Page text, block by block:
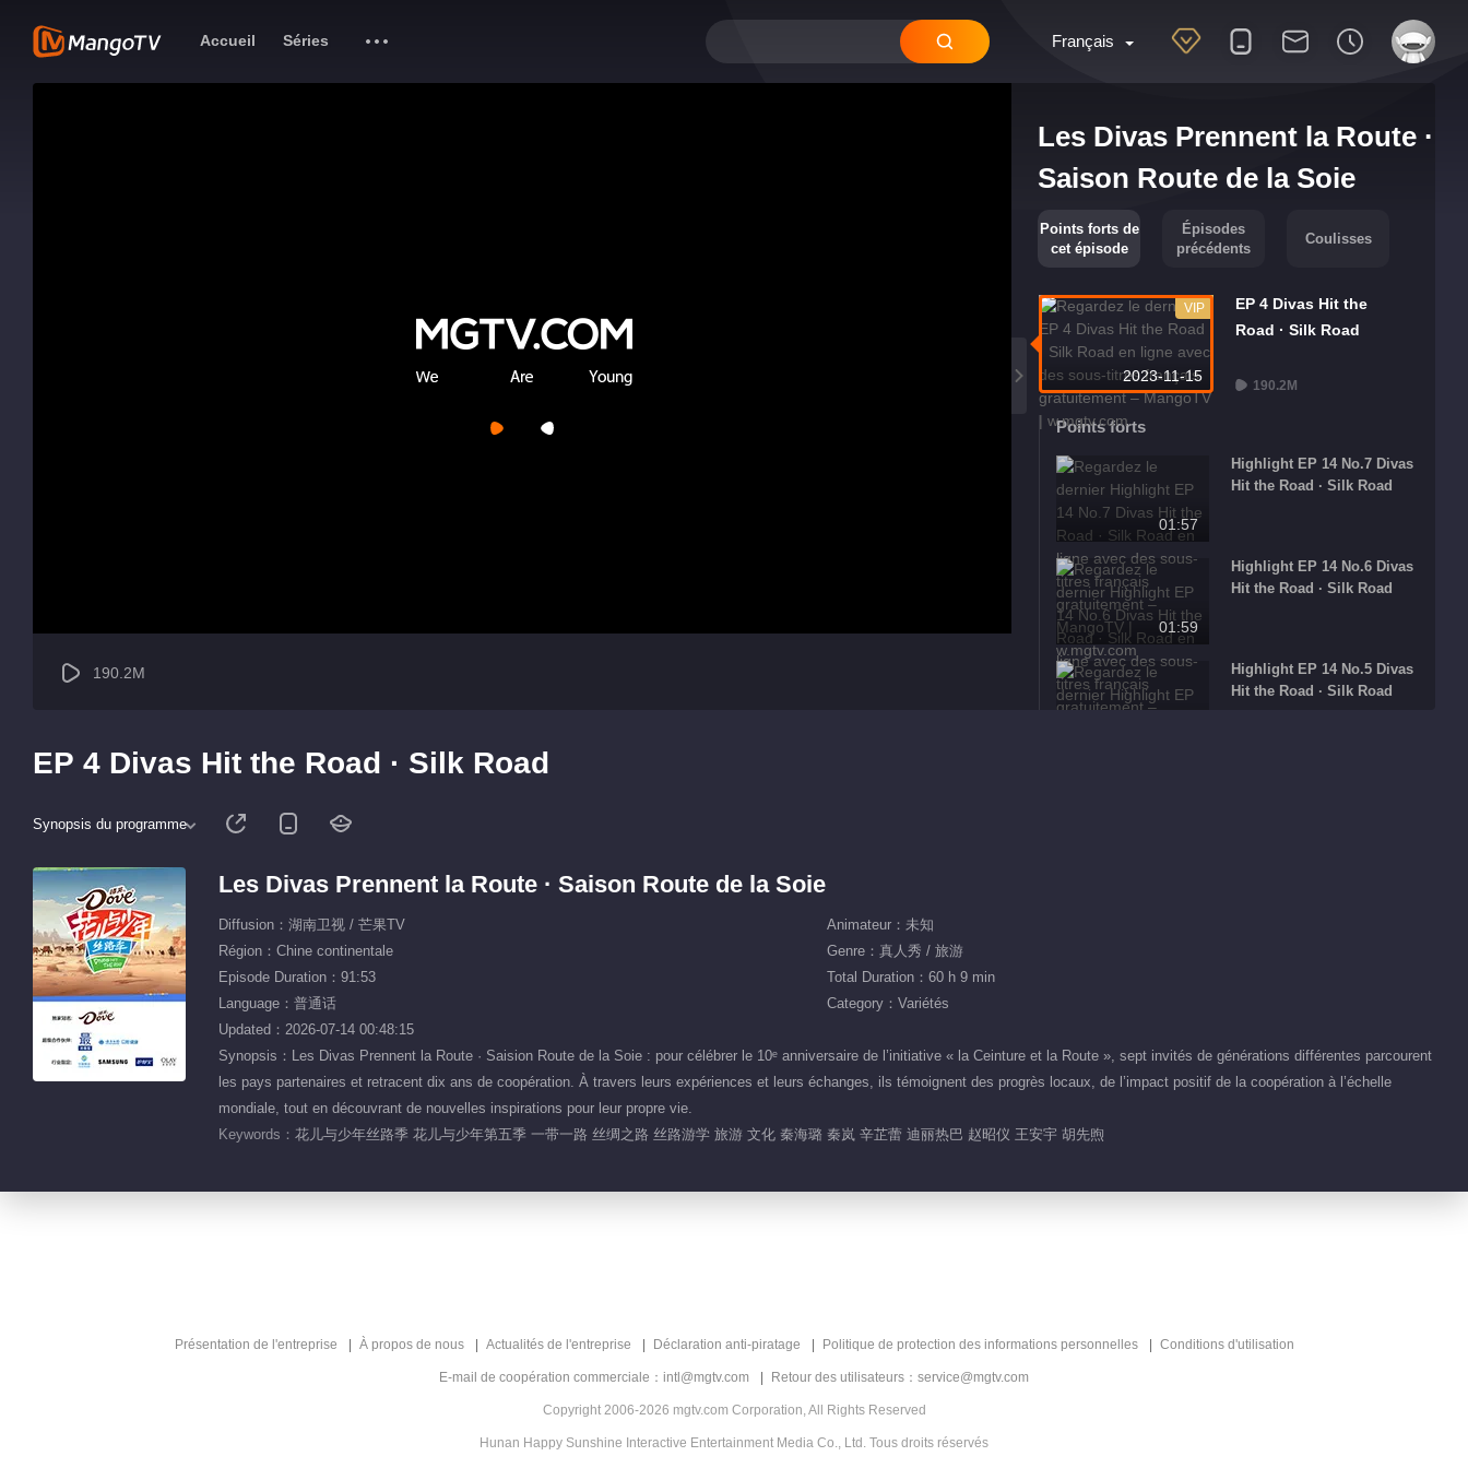
Français
Accueil Séries
Les Divas Prennent la Route ·
Saison Route de la Soie
Points forts de
cet épisode
Épisodes
précédents
Coulisses
2023-11-15
VIP
EP 4 Divas Hit the
Road · Silk Road
190.2M
Points forts
01:57
Highlight EP 14 No.7 Divas
Hit the Road · Silk Road
01:59
Highlight EP 14 No.6 Divas
Hit the Road · Silk Road
Highlight EP 14 No.5 Divas
Hit the Road · Silk Road
Highlight EP 14 No.1 Divas
Contenu chaud
190.2M
EP 4 Divas Hit the Road · Silk Road
Synopsis du programme
Les Divas Prennent la Route · Saison Route de la Soie
Diffusion：湖南卫视 / 芒果TV
Animateur：未知
Région：Chine continentale
Genre：真人秀 / 旅游
Episode Duration：91:53
Total Duration：60 h 9 min
Language：普通话
Category：Variétés
Updated：2026-07-14 00:48:15
Synopsis：Les Divas Prennent la Route · Saision Route de la Soie : pour célébrer le 10ᵉ anniversaire de l’initiative « la Ceinture et la Route », sept invités de générations différentes parcourent
les pays partenaires et retracent dix ans de coopération. À travers leurs expériences et leurs échanges, ils témoignent des progrès locaux, de l’impact positif de la coopération à l’échelle
mondiale, tout en découvrant de nouvelles inspirations pour leur propre vie.
Keywords： 花儿与少年丝路季 花儿与少年第五季 一带一路 丝绸之路 丝路游学 旅游 文化 秦海璐 秦岚 辛芷蕾 迪丽热巴 赵昭仪 王安宇 胡先煦
Présentation de l'entreprise À propos de nous Actualités de l'entreprise Déclaration anti-piratage Politique de protection des informations personnelles Conditions d'utilisation
E-mail de coopération commerciale：intl@mgtv.com Retour des utilisateurs：service@mgtv.com
Copyright 2006-2026 mgtv.com Corporation, All Rights Reserved
Hunan Happy Sunshine Interactive Entertainment Media Co., Ltd. Tous droits réservés